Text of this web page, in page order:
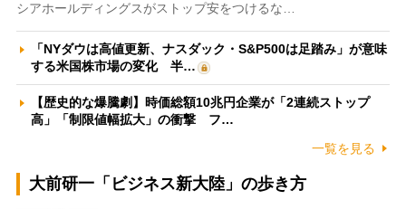
シアホールディングスがストップ安をつけるな…
「NYダウは高値更新、ナスダック・S&P500は足踏み」が意味
する米国株市場の変化 半…
【歴史的な爆騰劇】時価総額10兆円企業が「2連続ストップ
高」「制限値幅拡大」の衝撃 フ…
一覧を見る
大前研一「ビジネス新大陸」の歩き方